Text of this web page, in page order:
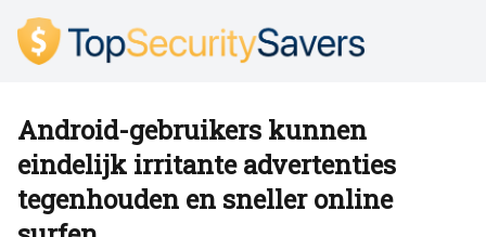
Android-gebruikers kunnen
eindelijk irritante advertenties
tegenhouden en sneller online